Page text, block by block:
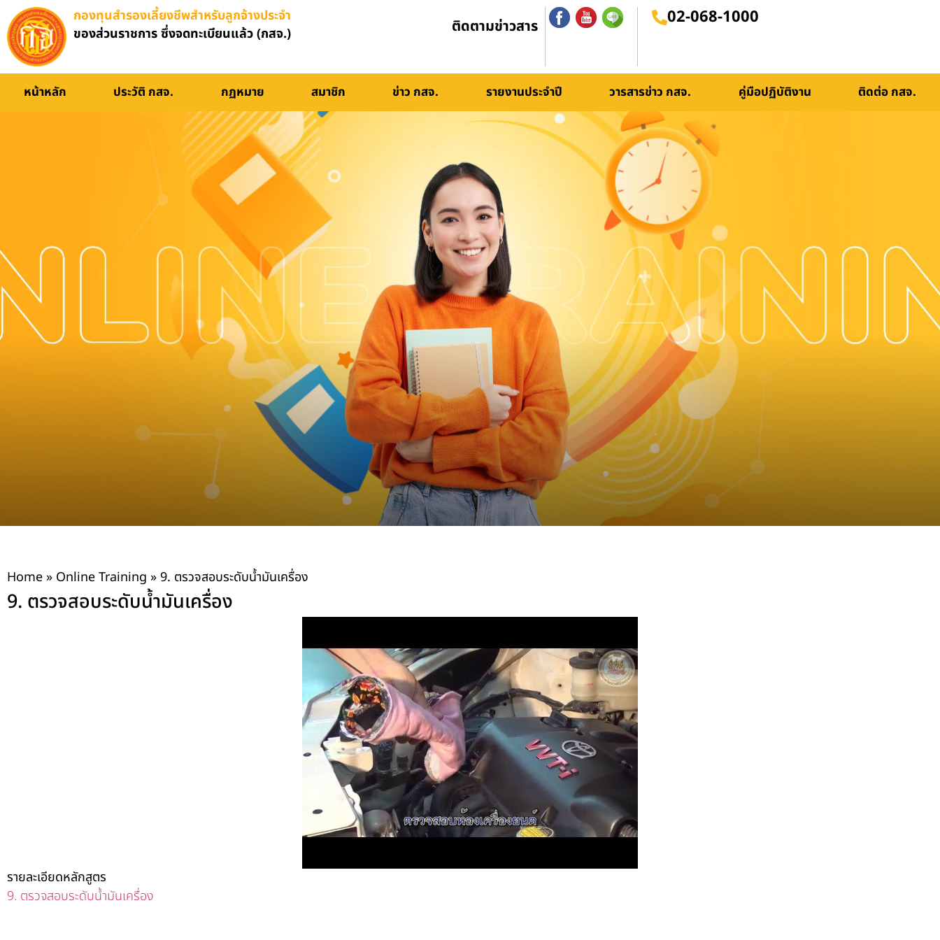
กองทุนสำรองเลี้ยงชีพสำหรับลูกจ้างประจำ
ของส่วนราชการ ซึ่งจดทะเบียนแล้ว (กสจ.)
ติดตามข่าวสาร 02-068-1000
หน้าหลัก ประวัติ กสจ. กฏหมาย สมาชิก ข่าว กสจ. รายงานประจำปี วารสารข่าว กสจ. คู่มือปฏิบัติงาน ติดต่อ กสจ.
อบรมออนไลน์
Home » Online Training » 9. ตรวจสอบระดับน้ำมันเครื่อง
9. ตรวจสอบระดับน้ำมันเครื่อง
รายละเอียดหลักสูตร
9. ตรวจสอบระดับน้ำมันเครื่อง